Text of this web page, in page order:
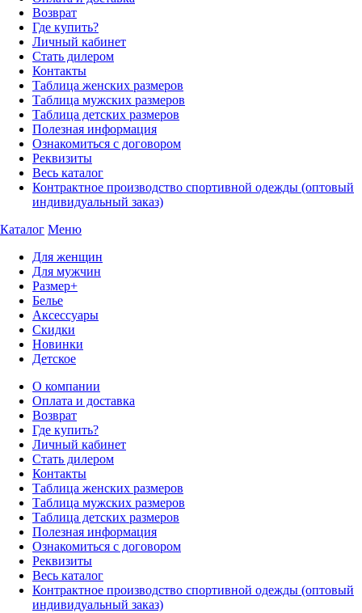
Возврат
Где купить?
Личный кабинет
Стать дилером
Контакты
Таблица женских размеров
Таблица мужских размеров
Таблица детских размеров
Полезная информация
Ознакомиться с договором
Реквизиты
Весь каталог
Контрактное производство спортивной одежды (оптовый
индивидуальный заказ)
Каталог Меню
Для женщин
Для мужчин
Размер+
Белье
Аксессуары
Скидки
Новинки
Детское
О компании
Оплата и доставка
Возврат
Где купить?
Личный кабинет
Стать дилером
Контакты
Таблица женских размеров
Таблица мужских размеров
Таблица детских размеров
Полезная информация
Ознакомиться с договором
Реквизиты
Весь каталог
Контрактное производство спортивной одежды (оптовый
индивидуальный заказ)